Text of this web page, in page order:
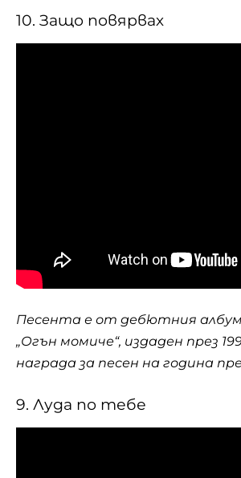
10. Защо повярвах
Песента е от дебютния
„Огън момиче“, издаден през
награда за песен на година
9. Луда по тебе